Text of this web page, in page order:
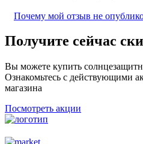
Почему мой отзыв не
Получите сейчас
Вы можете купить
Ознакомьтесь с действующими
магазина
Посмотреть акции